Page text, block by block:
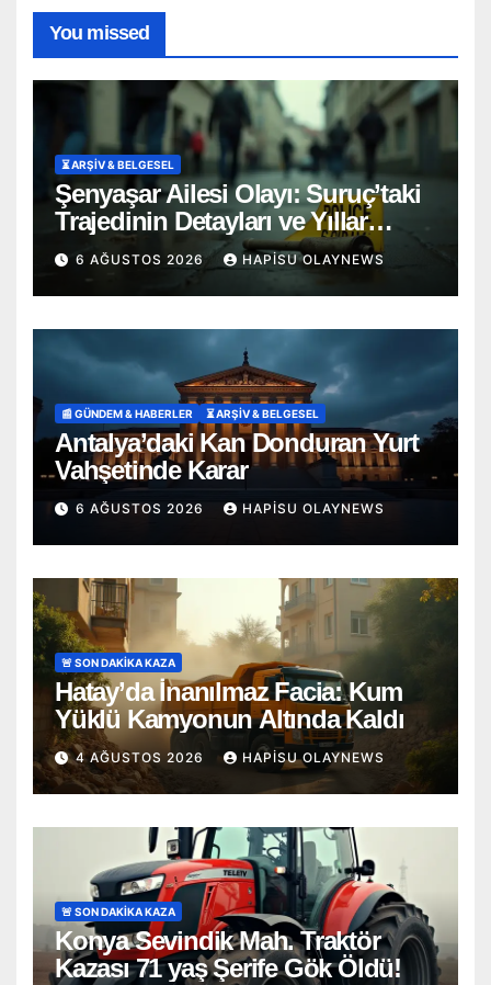
You missed
⏳ ARŞİV & BELGESEL
Şenyaşar Ailesi Olayı: Suruç’taki
Trajedinin Detayları ve Yıllar
Süren Adalet Mücadelesi
6 AĞUSTOS 2026 HAPISU OLAYNEWS
📰 GÜNDEM & HABERLER ⏳ ARŞİV & BELGESEL
Antalya’daki Kan Donduran Yurt
Vahşetinde Karar
6 AĞUSTOS 2026 HAPISU OLAYNEWS
🚨 SON DAKİKA KAZA
Hatay’da İnanılmaz Facia: Kum
Yüklü Kamyonun Altında Kaldı
4 AĞUSTOS 2026 HAPISU OLAYNEWS
🚨 SON DAKİKA KAZA
Konya Sevindik Mah. Traktör
Kazası 71 yaş Şerife Gök Öldü!